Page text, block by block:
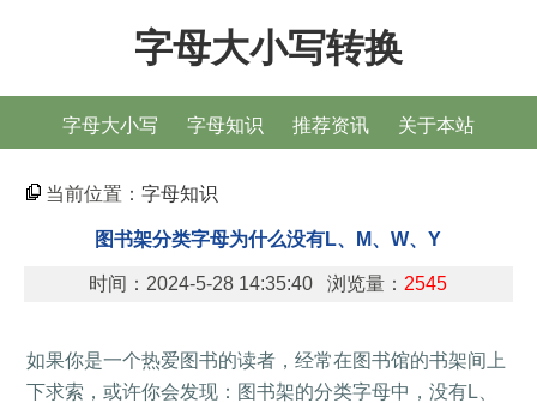
字母大小写转换
字母大小写 字母知识 推荐资讯 关于本站
当前位置： 字母知识
图书架分类字母为什么没有L、M、W、Y
时间：2024-5-28 14:35:40 浏览量： 2545
如果你是一个热爱图书的读者，经常在图书馆的书架间上
下求索，或许你会发现：图书架的分类字母中，没有L、